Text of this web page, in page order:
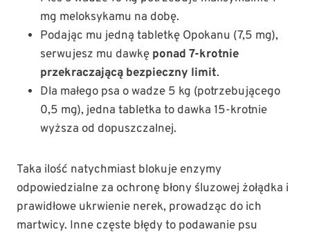
mg meloksykamu na dobę.
Podając mu jedną tabletkę Opokanu (7,5 mg),
serwujesz mu dawkę ponad 7-krotnie
przekraczającą bezpieczny limit.
Dla małego psa o wadze 5 kg (potrzebującego
0,5 mg), jedna tabletka to dawka 15-krotnie
wyższa od dopuszczalnej.
Taka ilość natychmiast blokuje enzymy
odpowiedzialne za ochronę błony śluzowej żołądka i
prawidłowe ukrwienie nerek, prowadząc do ich
martwicy. Inne częste błędy to podawanie psu